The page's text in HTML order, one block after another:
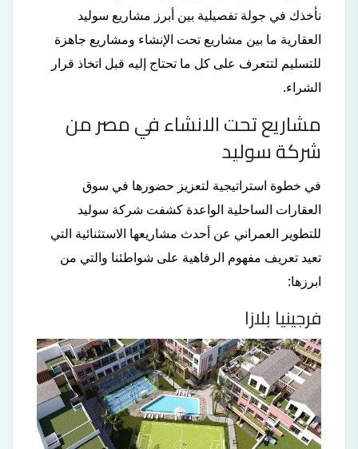
نأخذك في جولة تفصيلية بين أبرز مشاريع سوليد
العقارية ما بين مشاريع تحت الإنشاء ومشاريع جاهزة
للتسليم لتتعرف على كل ما تحتاج إليه قبل اتخاذ قرار
الشراء.
مشاريع تحت الانشاء في مصر من
شركة سوليد
في خطوة استراتيجية لتعزيز حضورها في سوق
العقارات الساحلية الواعدة كشفت شركة سوليد
للتطوير العمراني عن أحدث مشاريعها الاستثنائية التي
تعيد تعريف مفهوم الرفاهية على شواطئنا والتي من
ابرزها:
فرجينيا بلازا